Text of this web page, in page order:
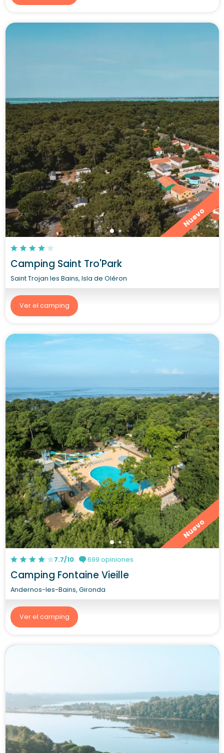
Nuevo
Camping Saint Tro'Park
Saint Trojan les Bains, Isla de Oléron
Ver el camping
Nuevo
7.7/10 699 opiniones
Camping Fontaine Vieille
Andernos-les-Bains, Gironda
Ver el camping